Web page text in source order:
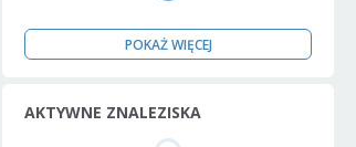
POKAŻ WIĘCEJ
AKTYWNE ZNALEZISKA